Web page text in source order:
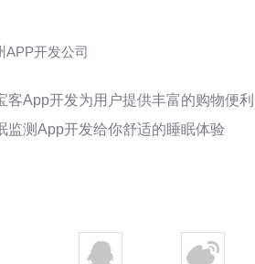
APP开发公司
客App开发为用户提供丰富的购物便利
监测App开发给你舒适的睡眠体验